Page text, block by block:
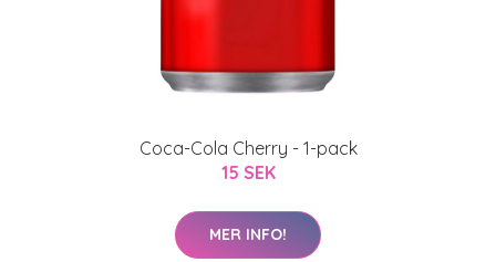
Coca-Cola Cherry - 1-pack
15 SEK
MER INFO!